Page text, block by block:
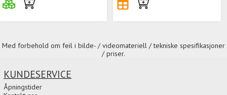
Med forbehold om feil i bilde- / videomateriell / tekniske spesifikasjoner
/ priser.
KUNDESERVICE
Åpningstider